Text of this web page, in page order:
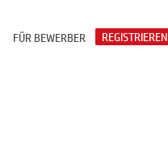
REGISTRIEREN
FÜR BEWERBER